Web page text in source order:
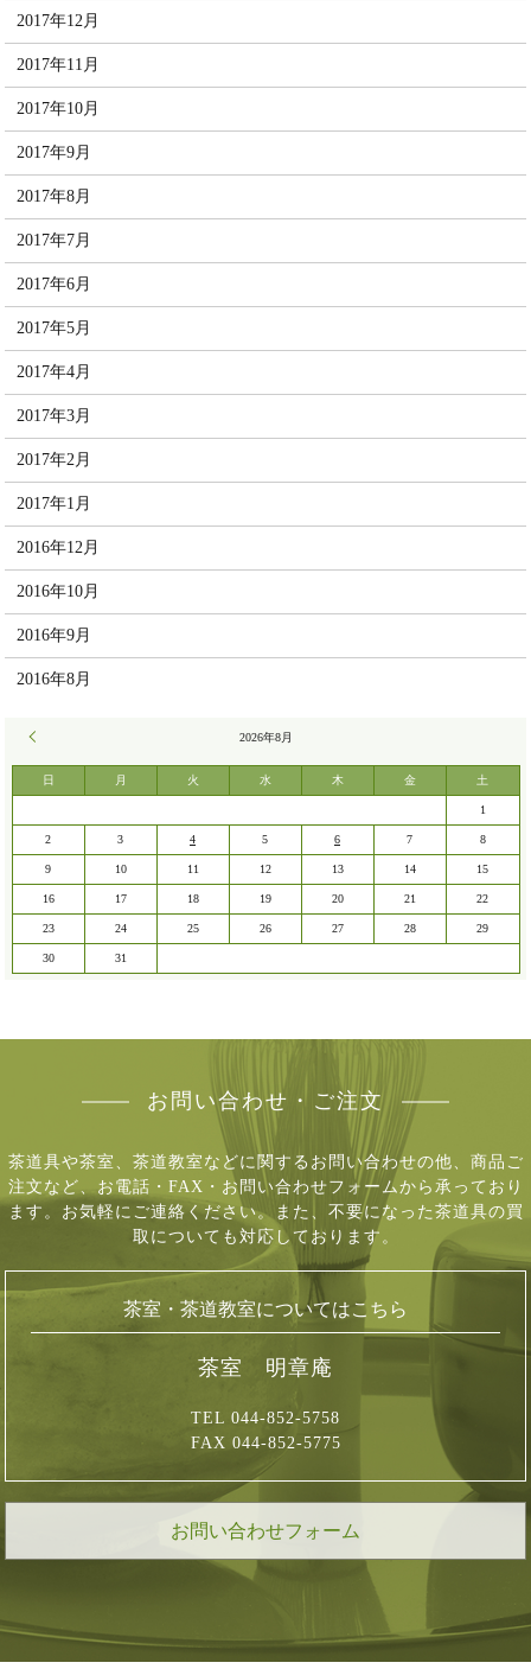
2017年12月
2017年11月
2017年10月
2017年9月
2017年8月
2017年7月
2017年6月
2017年5月
2017年4月
2017年3月
2017年2月
2017年1月
2016年12月
2016年10月
2016年9月
2016年8月
2026年8月
日 月 火 水 木 金 土
1
2 3 4 5 6 7 8
9 10 11 12 13 14 15
16 17 18 19 20 21 22
23 24 25 26 27 28 29
30 31
お問い合わせ・ご注文
茶道具や茶室、茶道教室などに関するお問い合わせの他、商品ご
注文など、 お電話・FAX・お問い合わせフォームから承っており
ます。お気軽にご連絡ください。 また、不要になった茶道具の買
取についても対応しております。
茶室・茶道教室についてはこちら
茶室 明章庵
TEL 044-852-5758
FAX 044-852-5775
お問い合わせフォーム